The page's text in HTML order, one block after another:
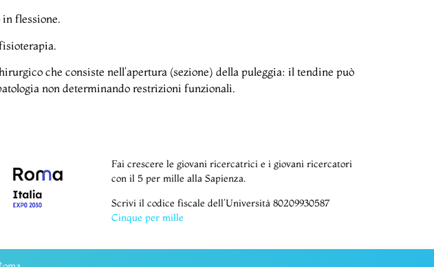
flessione.
che consiste nell’apertura (sezione) della puleggia: il tendine può
non determinando restrizioni funzionali.
Fai crescere le giovani ricercatrici e i giovani ricercatori
con il 5 per mille alla Sapienza.
Scrivi il codice fiscale dell’Università 80209930587
Cinque per mille